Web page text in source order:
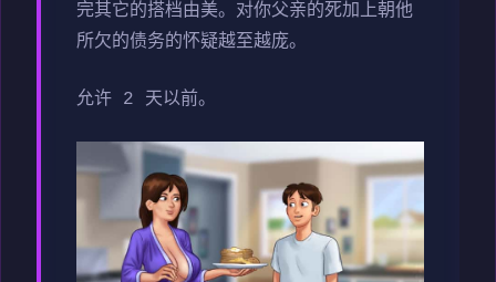
完其它的搭档由美。对你父亲的死加上朝他
所欠的债务的怀疑越至越庞。
允许 2 天以前。